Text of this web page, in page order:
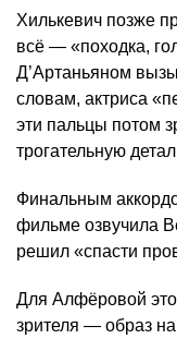
Хилькевич позже
всё — «походка,
Д’Артаньяном
словам, актриса
эти пальцы потом
трогательную
Финальным
фильме озвучила
решил «спасти
Для Алфёровой
зрителя — образ на